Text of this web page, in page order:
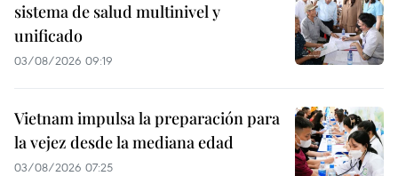
sistema de salud multinivel y
unificado
03/08/2026 09:19
Vietnam impulsa la preparación para
la vejez desde la mediana edad
03/08/2026 07:25